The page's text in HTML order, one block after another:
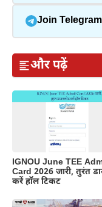
Join Telegram
और पढ़ें
IGNOU June TEE
Card 2026 जारी, तुरंत
करें हॉल टिकट